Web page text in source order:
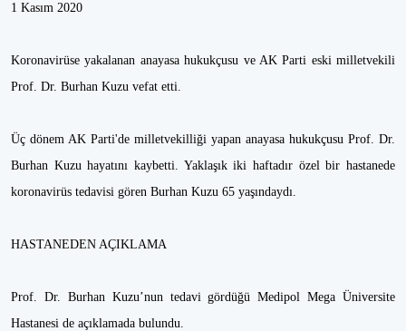
1 Kasım 2020
Koronavirüse yakalanan anayasa hukukçusu ve AK Parti eski milletvekili
Prof. Dr. Burhan Kuzu vefat etti.
Üç dönem AK Parti'de milletvekilliği yapan anayasa hukukçusu Prof. Dr.
Burhan Kuzu hayatını kaybetti. Yaklaşık iki haftadır özel bir hastanede
koronavirüs tedavisi gören Burhan Kuzu 65 yaşındaydı.
HASTANEDEN AÇIKLAMA
Prof. Dr. Burhan Kuzu’nun tedavi gördüğü Medipol Mega Üniversite
Hastanesi de açıklamada bulundu.